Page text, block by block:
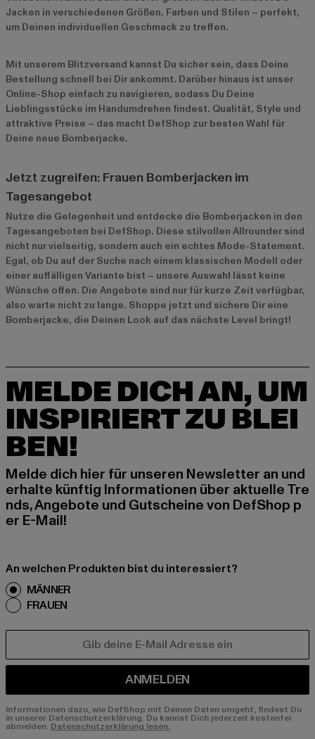
Jacken in verschiedenen Größen, Farben und Stilen – perfekt,
um Deinen individuellen Geschmack zu treffen.
Mit unserem Blitzversand kannst Du sicher sein, dass Deine
Bestellung schnell bei Dir ankommt. Darüber hinaus ist unser
Online-Shop einfach zu navigieren, sodass Du Deine
Lieblingsstücke im Handumdrehen findest. Qualität, Style und
attraktive Preise – das macht DefShop zur besten Wahl für
Deine neue Bomberjacke.
Jetzt zugreifen: Frauen Bomberjacken im
Tagesangebot
Nutze die Gelegenheit und entdecke die Bomberjacken in den
Tagesangeboten bei DefShop. Diese stilvollen Allrounder sind
nicht nur vielseitig, sondern auch ein echtes Mode-Statement.
Egal, ob Du auf der Suche nach einem klassischen Modell oder
einer auffälligen Variante bist – unsere Auswahl lässt keine
Wünsche offen. Die Angebote sind nur für kurze Zeit verfügbar,
also warte nicht zu lange. Shoppe jetzt und sichere Dir eine
Bomberjacke, die Deinen Look auf das nächste Level bringt!
MELDE DICH AN, UM
INSPIRIERT ZU BLEI
BEN!
Melde dich hier für unseren Newsletter an und
erhalte künftig Informationen über aktuelle Tre
nds, Angebote und Gutscheine von DefShop p
er E-Mail!
An welchen Produkten bist du interessiert?
MÄNNER
FRAUEN
ANMELDEN
Informationen dazu, wie DefShop mit Deinen Daten umgeht, findest Du
in unserer Datenschutzerklärung. Du kannst Dich jederzeit kostenfei
abmelden. Datenschutzerklärung lesen.